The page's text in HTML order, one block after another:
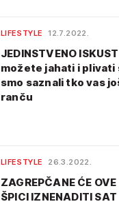
LIFESTYLE 12.7.2022.
JEDINSTVENO
možete jahati i plivati
smo saznali tko vas
ranču
LIFESTYLE 26.3.2022.
ZAGREPČANE ĆE
ŠPICI IZNENADITI